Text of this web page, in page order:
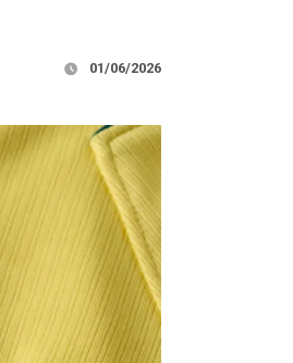
01/06/2026